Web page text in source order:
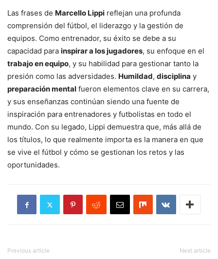
Las frases de Marcello Lippi reflejan una profunda
comprensión del fútbol, el liderazgo y la gestión de
equipos. Como entrenador, su éxito se debe a su
capacidad para inspirar a los jugadores, su enfoque en el
trabajo en equipo, y su habilidad para gestionar tanto la
presión como las adversidades. Humildad, disciplina y
preparación mental fueron elementos clave en su carrera,
y sus enseñanzas continúan siendo una fuente de
inspiración para entrenadores y futbolistas en todo el
mundo. Con su legado, Lippi demuestra que, más allá de
los títulos, lo que realmente importa es la manera en que
se vive el fútbol y cómo se gestionan los retos y las
oportunidades.
Previous article Next article